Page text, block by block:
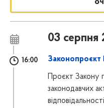
03 серпня
16:00
Проєкт Закону
законодавчих